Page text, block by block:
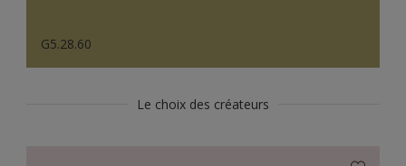
G5.28.60
Le choix des créateurs